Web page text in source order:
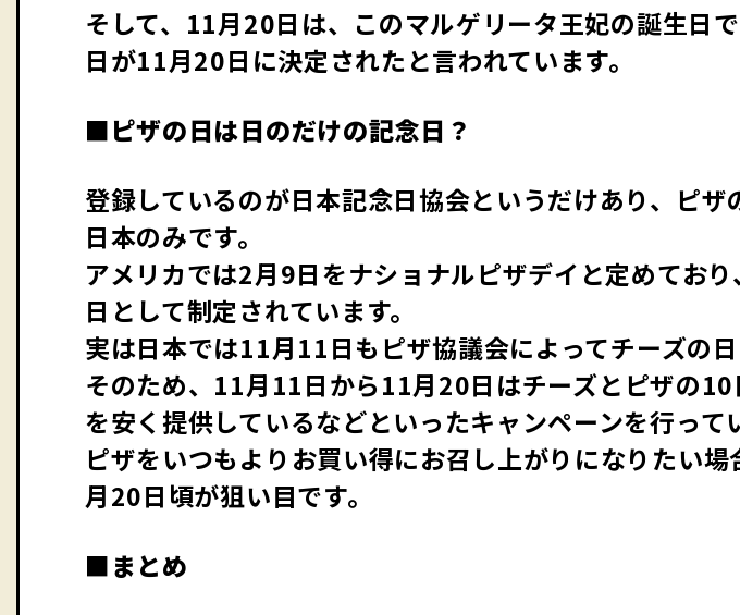
そして、11月20日は、このマルゲリータ王妃の誕生日
日が11月20日に決定されたと言われています。
■ピザの日は日のだけの記念日？
登録しているのが日本記念日協会というだけあり、ピ
日本のみです。
アメリカでは2月9日をナショナルピザデイと定めてお
日として制定されています。
実は日本では11月11日もピザ協議会によってチーズの日
そのため、11月11日から11月20日はチーズとピザの
を安く提供しているなどといったキャンペーンを行って
ピザをいつもよりお買い得にお召し上がりになりたい
月20日頃が狙い目です。
■まとめ